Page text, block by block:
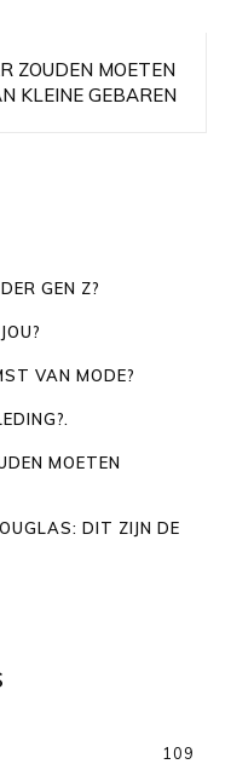
ZOUDEN MOETEN
KLEINE GEBAREN
GEN Z?
VAN MODE?
MOETEN
DIT ZIJN DE
109